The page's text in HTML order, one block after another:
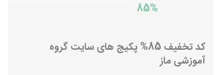
85%
کد تخفیف 85% پکیج های سایت گروه
آموزشی ماز